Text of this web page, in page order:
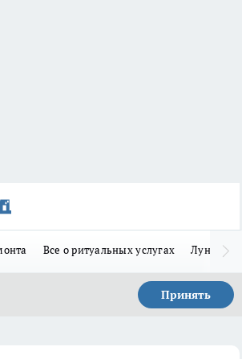
Все о ритуальных услугах Лунно-
Принять